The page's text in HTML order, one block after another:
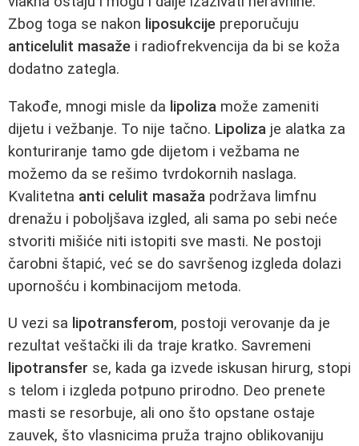
Zbog toga se nakon liposukcije preporučuju
anticelulit masaže i radiofrekvencija da bi se koža
dodatno zategla.
Takođe, mnogi misle da lipoliza može zameniti
dijetu i vežbanje. To nije tačno. Lipoliza je alatka za
konturiranje tamo gde dijetom i vežbama ne
možemo da se rešimo tvrdokornih naslaga.
Kvalitetna anti celulit masaža podržava limfnu
drenažu i poboljšava izgled, ali sama po sebi neće
stvoriti mišiće niti istopiti sve masti. Ne postoji
čarobni štapić, već se do savršenog izgleda dolazi
upornošću i kombinacijom metoda.
U vezi sa lipotransferom, postoji verovanje da je
rezultat veštački ili da traje kratko. Savremeni
lipotransfer se, kada ga izvede iskusan hirurg, stopi
s telom i izgleda potpuno prirodno. Deo prenete
masti se resorbuje, ali ono što opstane ostaje
zauvek, što vlasnicima pruža trajno oblikovaniju